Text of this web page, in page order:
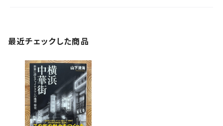
最近チェックした商品